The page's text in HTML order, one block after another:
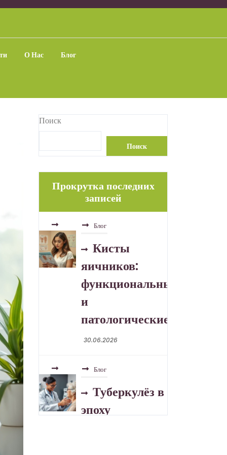
О Нас Блог
Поиск
Поиск
Прокрутка последних
записей
Блог
Туберкулёз в
эпоху
устойчивых
форм
30.06.2026
Розацеа:
отличия,
триггеры, уход